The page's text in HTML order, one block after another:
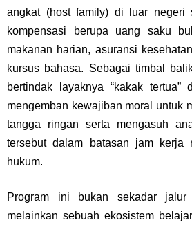
angkat (host family) di luar negeri
kompensasi berupa uang saku
makanan harian, asuransi
kursus bahasa. Sebagai timbal
bertindak layaknya “kakak
mengemban kewajiban moral untuk
tangga ringan serta mengasuh
tersebut dalam batasan jam kerja
hukum.
Program ini bukan sekadar
melainkan sebuah ekosistem